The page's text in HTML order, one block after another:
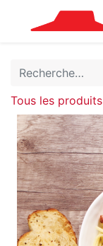
Tous les produits